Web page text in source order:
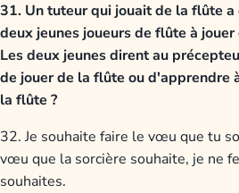
31. Un tuteur qui jouait de la flûte a
deux jeunes joueurs de flûte à
Les deux jeunes dirent au
de jouer de la flûte ou d'apprendre
la flûte ?
32. Je souhaite faire le vœu que tu
vœu que la sorcière souhaite, je ne
souhaites.